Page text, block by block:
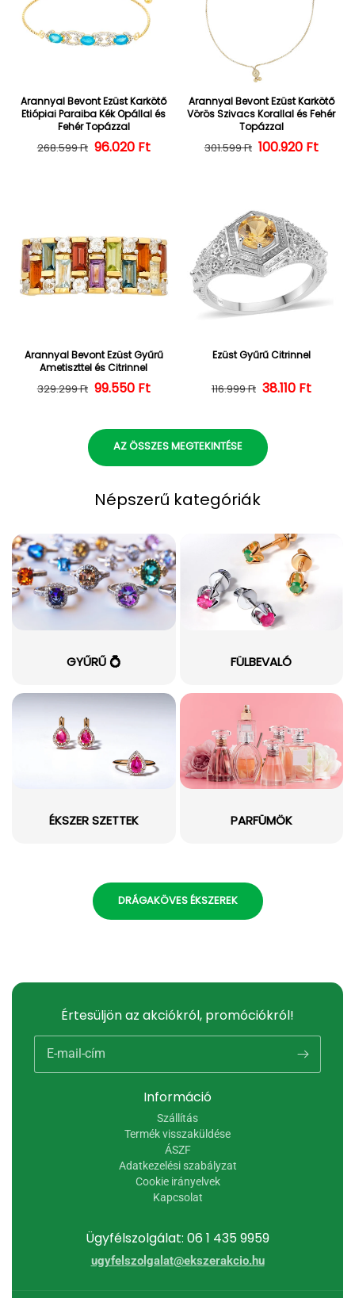
Arannyal Bevont Ezüst Karkötő
Etiópiai Paraiba Kék Opállal és
Fehér Topázzal
Normál ár
268.599 Ft Kedvezményes ár
96.020 Ft
Arannyal Bevont Ezüst Karkötő
Vörös Szivacs Korallal és Fehér
Topázzal
Normál ár
301.599 Ft 100.920 Ft
Arannyal Bevont Ezüst Gyűrű
Ametiszttel és Citrinnel
Normál ár
329.299 Ft Kedvezményes ár
99.550 Ft
Ezüst Gyűrű Citrinnel
Normál ár
116.999 Ft 38.110 Ft
AZ ÖSSZES MEGTEKINTÉSE
Népszerű kategóriák
GYŰRŰ 💍 FÜLBEVALÓ
ÉKSZER SZETTEK PARFÜMÖK
DRÁGAKÖVES ÉKSZEREK
Ügyfélszolgálat: 06 1 435 9959
ugyfelszolgalat@ekszerakcio.hu
Információ
Szállítás
Termék visszaküldése
ÁSZF
Adatkezelési szabályzat
Cookie irányelvek
Kapcsolat
Értesüljön az akciókról, promóciókról!
E-mail-cím